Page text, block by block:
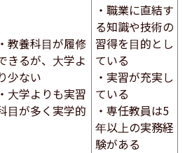
・教養科目が履修
きるが、大学よ
少ない
・大学よりも実習
目が多く実学的
・職業に直結す
る知識や技術の
習得を目的とし
ている
・実習が充実し
ている
・専任教員は5
年以上の実務経
験がある